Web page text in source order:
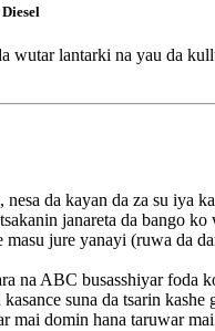
wutar lantarki na yau da
da kayan da za su iya
janareta da bango
masu jure yanayi (ruwa da
na ABC busasshiyar foda
suna da tsarin
mai domin hana taruwar